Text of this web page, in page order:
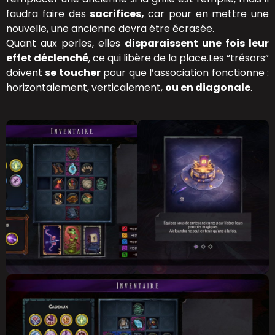
faudra faire dessacrifices, car pour en mettre une
nouvelle, une ancienne devra être écrasée.
Quant aux perles, elles disparaissent une fois leur
effet déclenché, ce qui libère de la place.Les “trésors”
doiventse toucherpour que l’association fonctionne :
horizontalement, verticalement, ou en diagonale.